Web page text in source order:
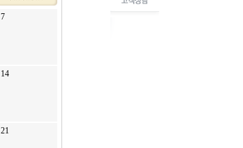
7
14
21